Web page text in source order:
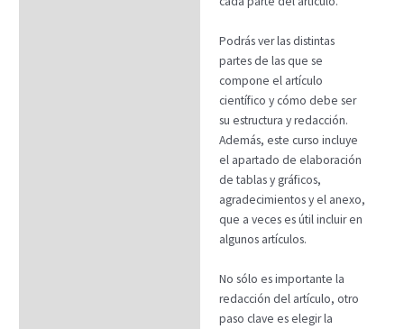
Podrás ver las distintas
partes de las que se
compone el artículo
científico y cómo debe ser
su estructura y redacción.
Además, este curso incluye
el apartado de elaboración
de tablas y gráficos,
agradecimientos y el anexo,
que a veces es útil incluir en
algunos artículos.
No sólo es importante la
redacción del artículo, otro
paso clave es elegir la